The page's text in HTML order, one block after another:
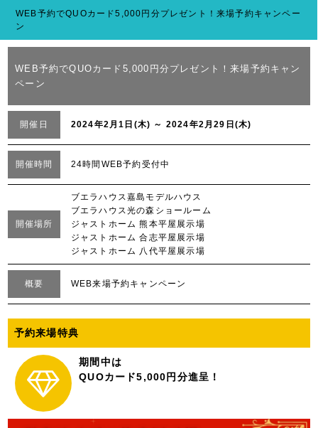
WEB予約でQUOカード5,000円分プレゼント！来場予約キャンペー
ン
WEB予約でQUOカード5,000円分プレゼント！来場予約キャン
ペーン
開催日 2024年2月1日(木) ～ 2024年2月29日(木)
開催時間 24時間WEB予約受付中
開催場所
ブエラハウス嘉島モデルハウス
ブエラハウス光の森ショールーム
ジャストホーム 熊本平屋展示場
ジャストホーム 合志平屋展示場
ジャストホーム 八代平屋展示場
概要 WEB来場予約キャンペーン
予約来場特典
期間中は
QUOカード5,000円分進呈！